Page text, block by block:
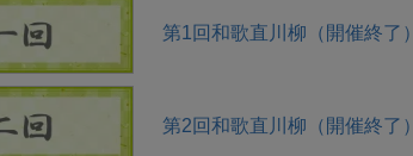
第1回和歌直川柳（開催終了）
第2回和歌直川柳（開催終了）